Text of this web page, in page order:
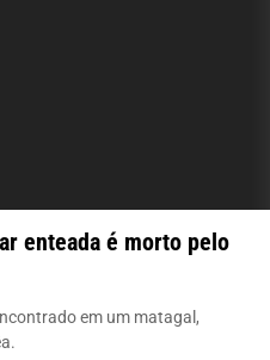
enteada é morto pelo
em um matagal,